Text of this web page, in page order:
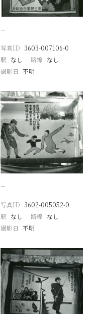
−
写真ID 3603-007106-0
駅 なし 路線 なし
撮影日 不明
−
写真ID 3602-005052-0
駅 なし 路線 なし
撮影日 不明